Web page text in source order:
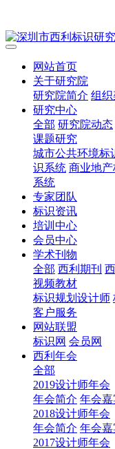
网站首页
关于研究院
研究院简介 组织
研究中心
全部 研究院动态
课题研究
城市公共环境标
识系统 商业地
系统
专家团队
标识资讯
培训中心
会员中心
学术刊物
全部 西利期刊
视频教材
标识规划设计师
客户服务
网站联盟
标识网 会员网
西利年会
全部
2019设计师年会
年会简介 年会嘉
2018设计师年会
年会简介 年会嘉
2017设计师年会